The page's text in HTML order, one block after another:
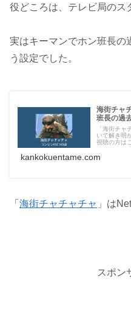
役どころは、テレビ局のス
実はキーマンでホン班長の
う設定でした。
海街チャ
班長の過
「海街チャ
いて解き明
視聴の方は
kankokuentame.com
「 海街チャチャチャ 」は
スポン